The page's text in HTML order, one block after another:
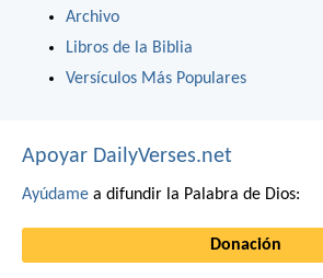
Archivo
Libros de la Biblia
Versículos Más Populares
Apoyar DailyVerses.net
Ayúdame a difundir la Palabra de Dios:
Donación